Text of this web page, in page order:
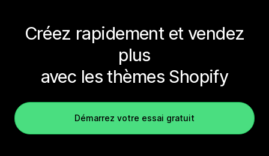
Créez rapidement et vendez
plus
avec les thèmes Shopify
Démarrez votre essai gratuit